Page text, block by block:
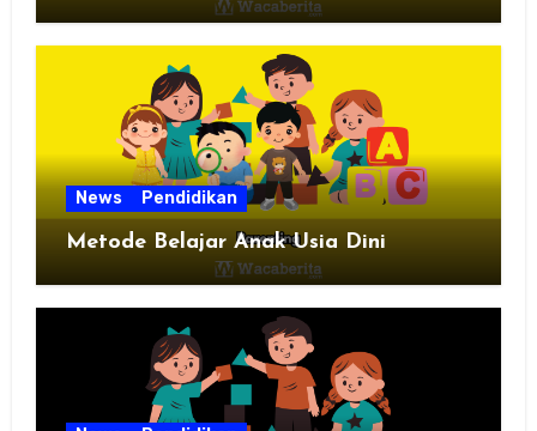
News Pendidikan
Metode Belajar Anak Usia Dini